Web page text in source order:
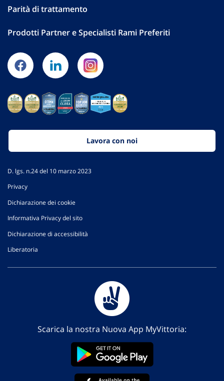
Parità di trattamento
Prodotti Partner e Specialisti Rami Preferiti
Lavora con noi
D. lgs. n.24 del 10 marzo 2023
Privacy
Dichiarazione dei cookie
Informativa Privacy del sito
Dichiarazione di accessibilità
Liberatoria
Scarica la nostra Nuova App MyVittoria: